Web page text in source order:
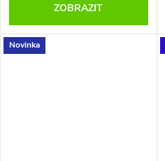
ZOBRAZIT
Novinka